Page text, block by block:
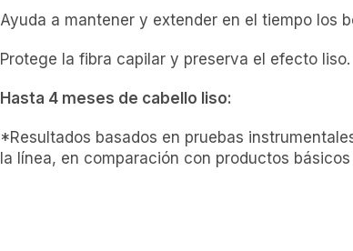
Ayuda a mantener y extender en el tiempo los
Protege la fibra capilar y preserva el efecto liso.
Hasta 4 meses de cabello liso:
*Resultados basados en pruebas
la línea, en comparación con productos